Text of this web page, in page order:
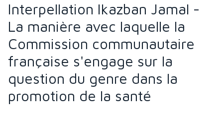
Interpellation Ikazban Jamal -
La manière avec laquelle la
Commission communautaire
française s'engage sur la
question du genre dans la
promotion de la santé